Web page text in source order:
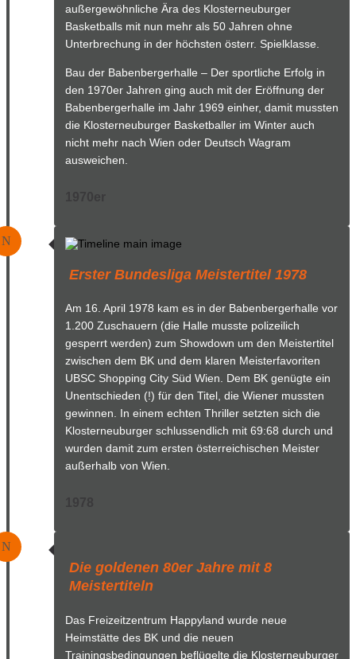
außergewöhnliche Ära des Klosterneuburger
Basketballs mit nun mehr als 50 Jahren ohne
Unterbrechung in der höchsten österr. Spielklasse.
Bau der Babenbergerhalle – Der sportliche Erfolg in
den 1970er Jahren ging auch mit der Eröffnung der
Babenbergerhalle im Jahr 1969 einher, damit mussten
die Klosterneuburger Basketballer im Winter auch
nicht mehr nach Wien oder Deutsch Wagram
ausweichen.
N
Erster Bundesliga Meistertitel 1978
Am 16. April 1978 kam es in der Babenbergerhalle vor
1.200 Zuschauern (die Halle musste polizeilich
gesperrt werden) zum Showdown um den Meistertitel
zwischen dem BK und dem klaren Meisterfavoriten
UBSC Shopping City Süd Wien. Dem BK genügte ein
Unentschieden (!) für den Titel, die Wiener mussten
gewinnen. In einem echten Thriller setzten sich die
Klosterneuburger schlussendlich mit 69:68 durch und
wurden damit zum ersten österreichischen Meister
außerhalb von Wien.
N
Die goldenen 80er Jahre mit 8
Meistertiteln
Das Freizeitzentrum Happyland wurde neue
Heimstätte des BK und die neuen
Trainingsbedingungen beflügelte die Klosterneuburger